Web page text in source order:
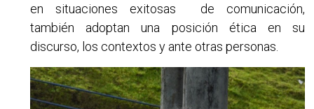
en situaciones exitosas de comunicación,
también adoptan una posición ética en su
discurso, los contextos y ante otras personas.